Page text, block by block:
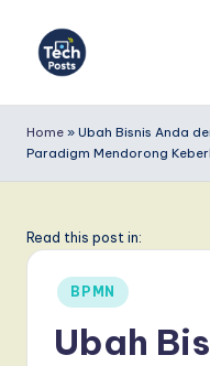
e
c
P
Home » Ubah Bisnis Anda
Paradigm Mendorong
Read this post in:
Posted
in
BPMN
Ubah